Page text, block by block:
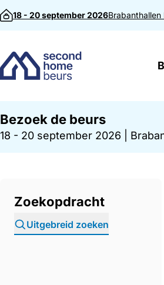
Direct naar inhoud
18 - 20 september 2026Brabanthallen
Bezoek de beurs
18 - 20 september 2026
Zoekopdracht
Uitgebreid zoeken